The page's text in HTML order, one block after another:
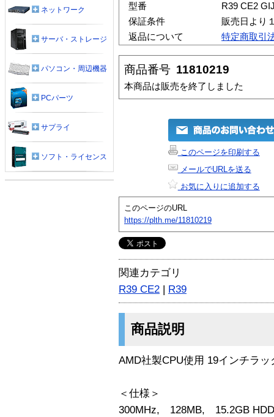
型番
R39 CE2
保証条件
販売日より
返品について
特定商取引
商品番号 11810219
本商品は販売を終了しました
このページを印刷する
メールでURLを送る
お気に入りに追加する
このページのURL
https://plth.me/11810219
関連カテゴリ
R39 CE2 | R39
商品説明
AMD社製CPU使用 19インチラ
＜仕様＞
300MHz, 128MB, 15.2GB
ネットワーク
サーバ・ストレージ
パソコン・周辺機器
PCパーツ
サプライ
ソフト・ライセンス